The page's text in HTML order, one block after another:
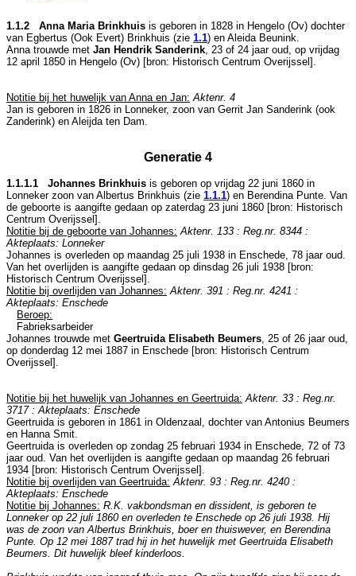
1.1.2 Anna Maria Brinkhuis is geboren in 1828 in Hengelo (Ov) dochter
van Egbertus (Ook Evert) Brinkhuis (zie 1.1) en Aleida Beunink.
Anna trouwde met Jan Hendrik Sanderink, 23 of 24 jaar oud, op vrijdag
12 april 1850 in Hengelo (Ov) [bron: Historisch Centrum Overijssel ].
Notitie bij het huwelijk van Anna en Jan: Aktenr. 4
Jan is geboren in 1826 in Lonneker, zoon van Gerrit Jan Sanderink (ook
Zanderink) en Aleijda ten Dam.
Generatie 4
1.1.1.1 Johannes Brinkhuis is geboren op vrijdag 22 juni 1860 in
Lonnekerzoon van Albertus Brinkhuis (zie 1.1.1) en Berendina Punte. Van
de geboorte is aangifte gedaan op zaterdag 23 juni 1860 [bron: Historisch
Centrum Overijssel].
Notitie bij de geboorte van Johannes: Aktenr. 133 : Reg.nr. 8344 :
Akteplaats: Lonneker
Johannes is overleden op maandag 25 juli 1938 in Enschede , 78 jaar oud.
Van het overlijden is aangifte gedaan op dinsdag 26 juli 1938 [bron:
Historisch Centrum Overijssel].
Notitie bij overlijden van Johannes: Aktenr. 391 : Reg.nr. 4241 :
Akteplaats: Enschede
Beroep:
Fabrieksarbeider
Johannes trouwde met Geertruida Elisabeth Beumers , 25 of 26 jaar oud,
op donderdag 12 mei 1887 in Enschede [bron: Historisch Centrum
Overijssel].
Notitie bij het huwelijk van Johannes en Geertruida: Aktenr. 33 : Reg.nr.
3717 : Akteplaats: Enschede
Geertruida is geboren in 1861 in Oldenzaal , dochter van Antonius Beumers
en Hanna Smit.
Geertruida is overleden op zondag 25 februari 1934 in Enschede , 72 of 73
jaar oud. Van het overlijden is aangifte gedaan op maandag 26 februari
1934 [bron: Historisch Centrum Overijssel].
Notitie bij overlijden van Geertruida: Aktenr. 93 : Reg.nr. 4240 :
Akteplaats: Enschede
Notitie bij Johannes: R.K. vakbondsman en dissident, is geboren te
Lonneker op 22 juli 1860 en overleden te Enschede op 26 juli 1938. Hij
was de zoon van Albertus Brinkhuis, boer en thuiswever, en Berendina
Punte. Op 12 mei 1887 trad hij in het huwelijk met Geertruida Elisabeth
Beumers. Dit huwelijk bleef kinderloos.